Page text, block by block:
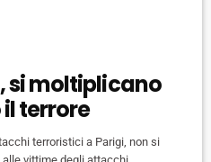
si moltiplicano
terrore
terroristici a Parigi, non si